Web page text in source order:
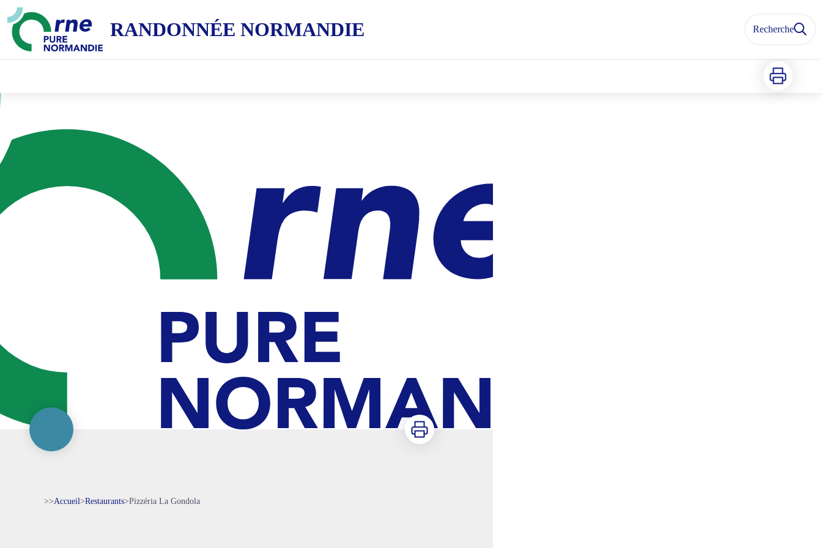
RANDONNÉE NORMANDIE Recherche
Imprimer
Imprimer
>>Accueil>Restaurants>Pizzéria La Gondola